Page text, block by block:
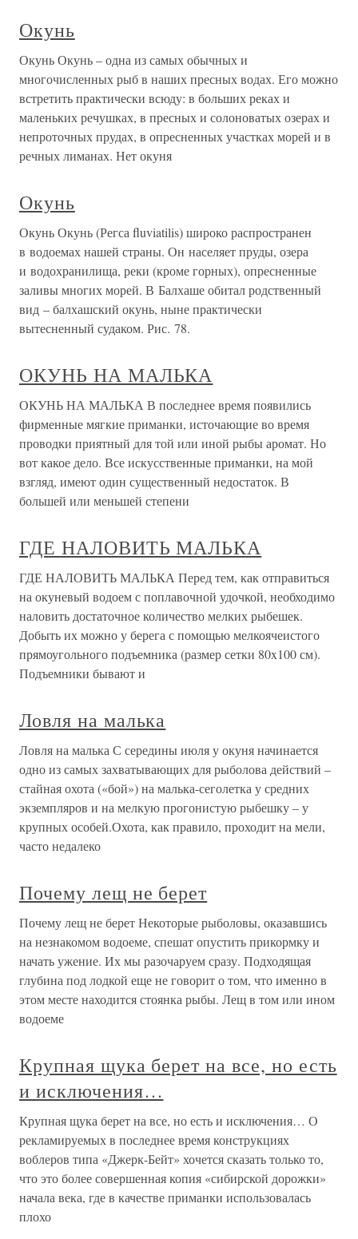
Окунь
Окунь Окунь – одна из самых обычных и
многочисленных рыб в наших пресных водах. Его можно
встретить практически всюду: в больших реках и
маленьких речушках, в пресных и солоноватых озерах и
непроточных прудах, в опресненных участках морей и в
речных лиманах. Нет окуня
Окунь
Окунь Окунь (Регса fluviatilis) широко распространен
в водоемах нашей страны. Он населяет пруды, озера
и водохранилища, реки (кроме горных), опресненные
заливы многих морей. В Балхаше обитал родственный
вид – балхашский окунь, ныне практически
вытесненный судаком. Рис. 78.
ОКУНЬ НА МАЛЬКА
ОКУНЬ НА МАЛЬКА В последнее время появились
фирменные мягкие приманки, источающие во время
проводки приятный для той или иной рыбы аромат. Но
вот какое дело. Все искусственные приманки, на мой
взгляд, имеют один существенный недостаток. В
большей или меньшей степени
ГДЕ НАЛОВИТЬ МАЛЬКА
ГДЕ НАЛОВИТЬ МАЛЬКА Перед тем, как отправиться
на окуневый водоем с поплавочной удочкой, необходимо
наловить достаточное количество мелких рыбешек.
Добыть их можно у берега с помощью мелкоячеистого
прямоугольного подъемника (размер сетки 80x100 см).
Подъемники бывают и
Ловля на малька
Ловля на малька С середины июля у окуня начинается
одно из самых захватывающих для рыболова действий –
стайная охота («бой») на малька-сеголетка у средних
экземпляров и на мелкую прогонистую рыбешку – у
крупных особей.Охота, как правило, проходит на мели,
часто недалеко
Почему лещ не берет
Почему лещ не берет Некоторые рыболовы, оказавшись
на незнакомом водоеме, спешат опустить прикормку и
начать ужение. Их мы разочаруем сразу. Подходящая
глубина под лодкой еще не говорит о том, что именно в
этом месте находится стоянка рыбы. Лещ в том или ином
водоеме
Крупная щука берет на все, но есть
и исключения…
Крупная щука берет на все, но есть и исключения… О
рекламируемых в последнее время конструкциях
воблеров типа «Джерк-Бейт» хочется сказать только то,
что это более совершенная копия «сибирской дорожки»
начала века, где в качестве приманки использовалась
плохо